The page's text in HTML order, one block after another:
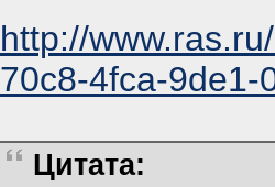
http://
70c8-4fca-9de1-
Цитата: